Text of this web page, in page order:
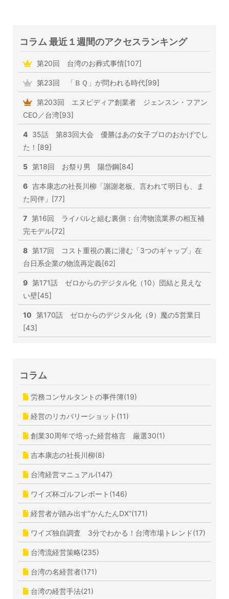
コラム 最近１週間のアクセスランキング
第20回 台湾のお葬式事情[107]
第23回 「ＢＱ」が問われる時代[99]
第203回 エヌビディア創業者 ジェンスン・フアン
CEO／台湾[93]
4 35話 第83回大会 優勝はあの女子プロのおかげでし
た！[89]
5 第18回 お祭り男 陽岱鋼[84]
6 吉本康志の社長川柳「謝謝老板、言われて明日も、ま
た同伴」[77]
7 第16回 ライバルと組む裏側：台湾物流業界の相互補
完モデル[72]
8 第17回 コスト重視の裏に潜む「3つのギャップ」在
台日系企業の物流再定義[62]
9 第171話 ゼロからのデジタル化（10）団結と見えな
い壁[45]
10 第170話 ゼロからのデジタル化（9）魔の5営業日
[43]
コラム
労務コンサルタントの事件簿(19)
経営のリカバリーショット(11)
創業30周年で培った経営格言 厳選30(1)
吉本康志の社長川柳(8)
台湾経営マニュアル(147)
ワイズ杯ゴルフレポート(146)
経営者が踏み出す”かんたんDX”(171)
ワイズ独自調査 3分でわかる！台湾市場トレンド(17)
台湾流経営策略(235)
台湾の名経営者(171)
台湾の経営手法(21)